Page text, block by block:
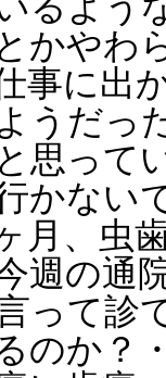
かやわ
事に出
うだっ
思って
かない
月、虫
週の通
って診
のか？